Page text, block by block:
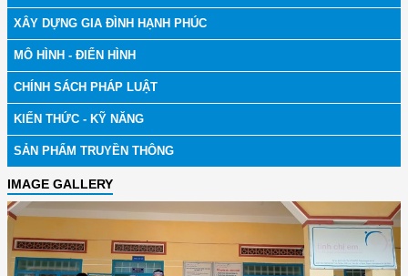
XÂY DỰNG GIA ĐÌNH HẠNH PHÚC
MÔ HÌNH - ĐIỂN HÌNH
CHÍNH SÁCH PHÁP LUẬT
KIẾN THỨC - KỸ NĂNG
SẢN PHẨM TRUYỀN THÔNG
IMAGE GALLERY